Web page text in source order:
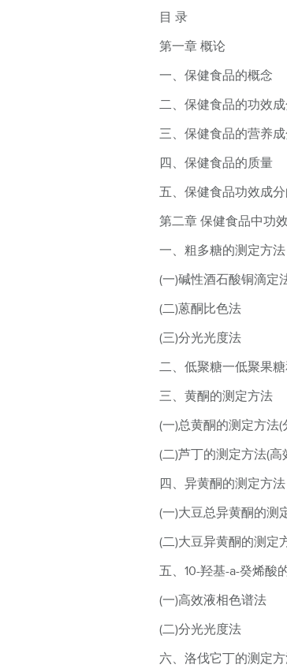
目 录
第一章 概论
一、保健食品的概念
二、保健食品的功效
三、保健食品的营养
四、保健食品的质量
五、保健食品功效成
第二章 保健食品中功
一、粗多糖的测定方法
(一)碱性酒石酸铜滴定
(二)蒽酮比色法
(三)分光光度法
二、低聚糖一低聚果
三、黄酮的测定方法
(一)总黄酮的测定方法(
(二)芦丁的测定方法(
四、异黄酮的测定方法
(一)大豆总异黄酮的测
(二)大豆异黄酮的测定
五、10-羟基-a-癸烯酸
(一)高效液相色谱法
(二)分光光度法
六、洛伐它丁的测定